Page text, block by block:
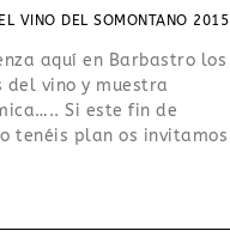
VINO DEL SOMONTANO 2015
aquí en Barbastro los
del vino y muestra
Si este fin de
tenéis plan os invitamos